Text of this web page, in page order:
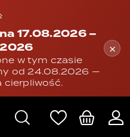
17.08.2026 –
w tym czasie
od 24.08.2026 —
cierpliwość.
×